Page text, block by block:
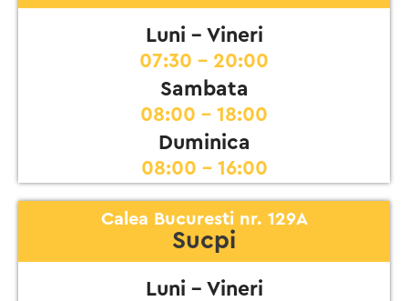
Luni - Vineri
07:30 - 20:00
Sambata
08:00 - 18:00
Duminica
08:00 - 16:00
Calea Bucuresti nr. 129A
Sucpi
Luni - Vineri